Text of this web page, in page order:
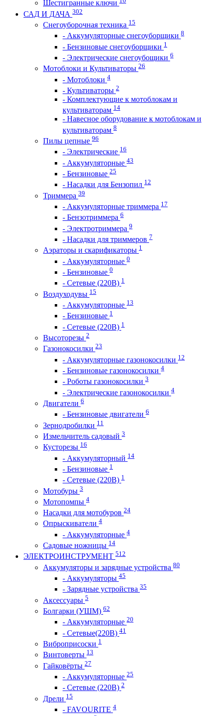
Шестигранные ключи
САД И ДАЧА 302
Снегоуборочная техника 15
- Аккумуляторные снегоуборщики 8
- Бензиновые снегоуборщики 1
- Электрические снегоубощики 6
Мотоблоки и Культиваторы 26
- Мотоблоки 4
- Культиваторы 2
- Комплектующие к мотоблокам и
культиваторам 14
- Навесное оборудование к мотоблокам и
культиваторам 8
Пилы цепные 96
- Электрические 16
- Аккумуляторные 43
- Бензиновые 25
- Насадки для Бензопил 12
Триммера 39
- Аккумуляторные триммера 17
- Бензотриммера 6
- Электротриммера 9
- Насадки для триммеров 7
Аэраторы и скарификаторы 1
- Аккумуляторные 0
- Бензиновые 0
- Сетевые (220В) 1
Воздуходувы 15
- Аккумуляторные 13
- Бензиновые 1
- Сетевые (220В) 1
Высоторезы 2
Газонокосилки 23
- Аккумуляторные газонокосилки 12
- Бензиновые газонокосилки 4
- Роботы газонокосилки 3
- Электрические газонокосилки 4
Двигатели 6
- Бензиновые двигатели 6
Зернодробилки 11
Измельчитель садовый 3
Кусторезы 16
- Аккумуляторный 14
- Бензиновые 1
- Сетевые (220В) 1
Мотобуры 3
Мотопомпы 4
Насадки для мотобуров 24
Опрыскиватели 4
- Аккумуляторные 4
Садовые ножницы 14
ЭЛЕКТРОИНСТРУМЕНТ 512
Аккумуляторы и зарядные устройства 80
- Аккумуляторы 45
- Зарядные устройства 35
Аксессуары 5
Болгарки (УШМ) 62
- Аккумуляторные 20
- Сетевые(220В) 41
Виброприсоски 1
Винтоверты 13
Гайковёрты 27
- Аккумуляторные 25
- Сетевые (220В) 2
Дрели 15
- FAVOURITE 4